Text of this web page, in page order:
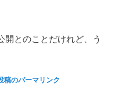
とのことだけれど、う
稿のパーマリンク